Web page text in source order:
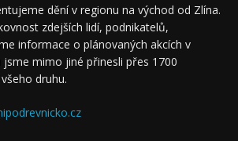
dění v regionu na východ od Zlína.
zdejších lidí, podnikatelů,
informace o plánovaných akcích v
mimo jiné přinesli přes 1700
druhu.